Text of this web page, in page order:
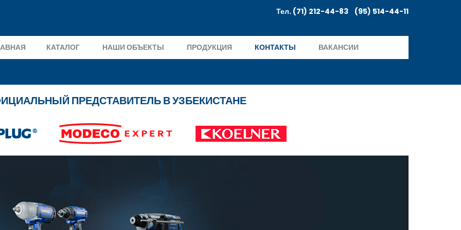
Тел. (71) 212-44-83 (95) 514-44-11
КАТАЛОГ НАШИ ОБЪЕКТЫ ПРОДУКЦИЯ КОНТАКТЫ ВАКАНСИИ
ПРЕДСТАВИТЕЛЬ В УЗБЕКИСТАНЕ